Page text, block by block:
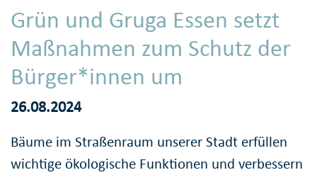
Grün und Gruga Essen setzt
Maßnahmen zum Schutz der
Bürger*innen um
26.08.2024
Bäume im Straßenraum unserer Stadt erfüllen
wichtige ökologische Funktionen und verbessern